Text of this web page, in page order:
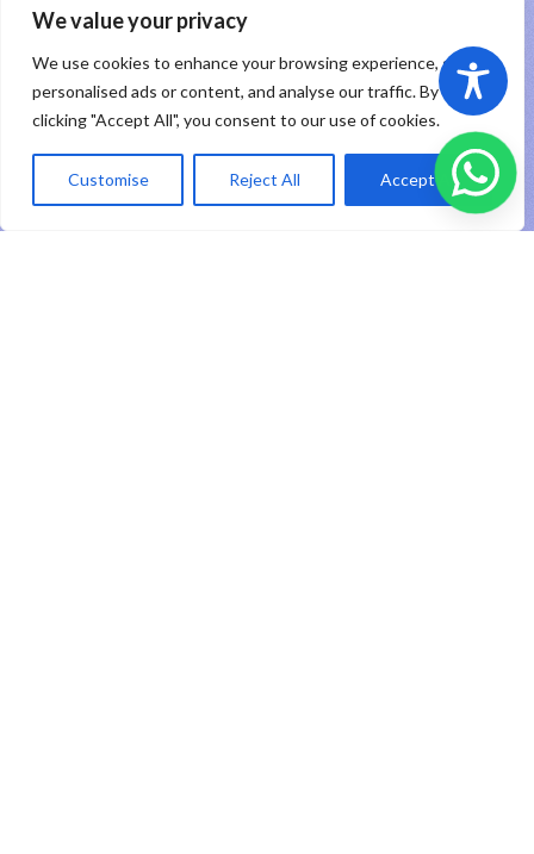
We value your privacy
We use cookies to enhance your browsing experience, serve
personalised ads or content, and analyse our traffic. By
clicking "Accept All", you consent to our use of cookies.
Customise Reject All Accept All
PT RHP Cipta Digital2026
Sitemap|Privacy Policy |Registered Trademark